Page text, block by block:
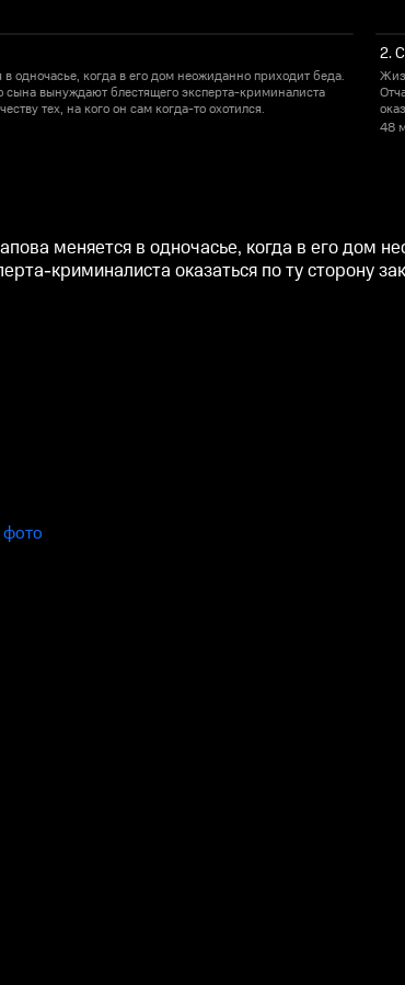
одночасье, когда в его дом неожиданно приходит беда.
вынуждают блестящего эксперта-криминалиста
тех, на кого он сам когда-то охотился.
2.
48
меняется в одночасье, когда в его
криминалиста оказаться по ту сторону